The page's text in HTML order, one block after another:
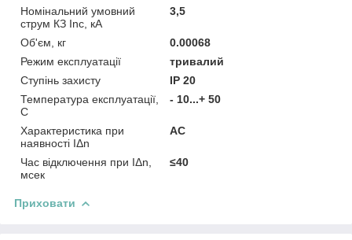
Номінальний умовний
струм КЗ Inc, кА
3,5
Об'єм, кг
0.00068
Режим експлуатації
тривалий
Ступінь захисту
IP 20
Температура експлуатації,
С
- 10...+ 50
Характеристика при
наявності IΔn
AC
Час відключення при IΔn,
мсек
≤40
Приховати